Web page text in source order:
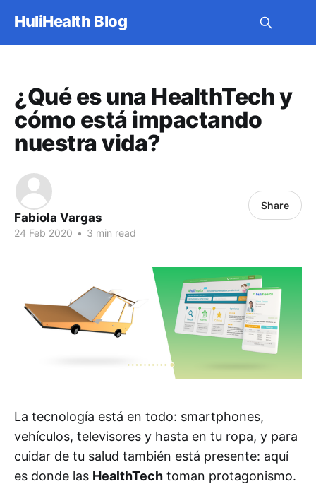
HuliHealth Blog
¿Qué es una HealthTech y
cómo está impactando
nuestra vida?
Fabiola Vargas
24 Feb 2020 • 3 min read
Share
La tecnología está en todo: smartphones,
vehículos, televisores y hasta en tu ropa, y para
cuidar de tu salud también está presente: aquí
es donde las HealthTech toman protagonismo.